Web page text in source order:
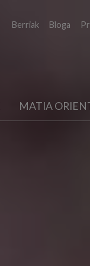
Berriak Bloga
MATIA